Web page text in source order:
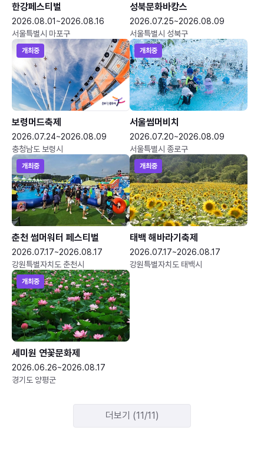
한강페스티벌
2026.08.01~2026.08.16
서울특별시 마포구
성북문화바캉스
2026.07.25~2026.08.09
서울특별시 성북구
개최중
보령머드축제
2026.07.24~2026.08.09
충청남도 보령시
개최중
서울썸머비치
2026.07.20~2026.08.09
서울특별시 종로구
개최중
춘천 썸머워터 페스티벌
2026.07.17~2026.08.17
강원특별자치도 춘천시
개최중
태백 해바라기축제
2026.07.17~2026.08.17
강원특별자치도 태백시
개최중
세미원 연꽃문화제
2026.06.26~2026.08.17
경기도 양평군
더보기 (11/11)